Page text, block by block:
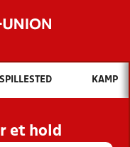
vil du søge efter?
OG NYHEDER
KLUBBER OG
SPILLESTED KAMP
et hold